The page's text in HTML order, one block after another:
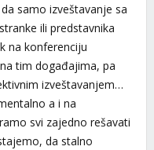
samo izveštavanje sa
ili predstavnika
na konferenciju
tim događajima, pa
izveštavanjem…
a i na
svi zajedno rešavati
da stalno